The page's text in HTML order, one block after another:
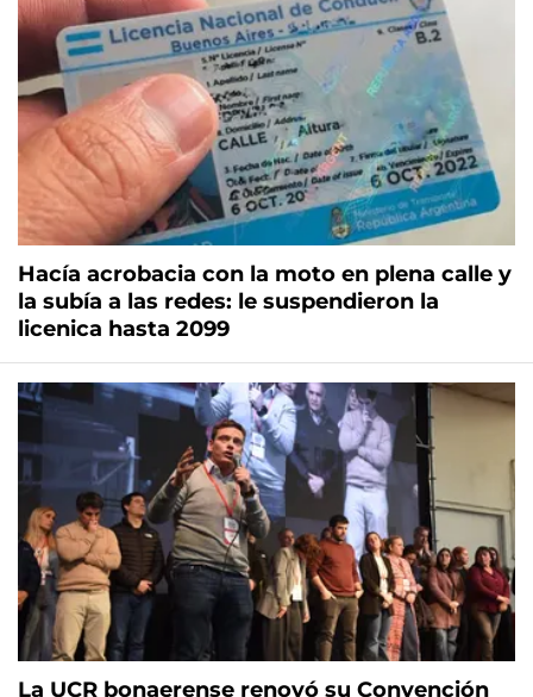
Hacía acrobacia con la moto en plena calle y
la subía a las redes: le suspendieron la
licenica hasta 2099
La UCR bonaerense renovó su Convención